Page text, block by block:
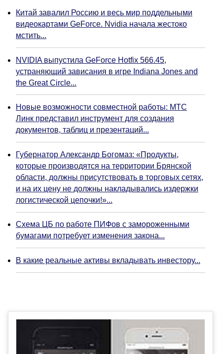
Китай завалил Россию и весь мир поддельными
видеокартами GeForce. Nvidia начала жестоко
мстить...
NVIDIA выпустила GeForce Hotfix 566.45,
устраняющий зависания в игре Indiana Jones and
the Great Circle...
Новые возможности совместной работы: МТС
Линк представил инструмент для создания
документов, таблиц и презентаций...
Губернатор Александр Богомаз: «Продукты,
которые производятся на территории Брянской
области, должны присутствовать в торговых сетях,
и на их цену не должны накладывались издержки
логистической цепочки!»...
Схема ЦБ по работе ПИФов с замороженными
бумагами потребует изменения закона...
В какие реальные активы вкладывать инвестору...